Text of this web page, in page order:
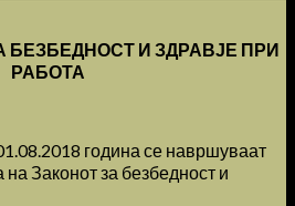
БЕЗБЕДНОСТ И ЗДРАВЈЕ ПРИ
РАБОТА
година се навршуваат
Законот за безбедност и